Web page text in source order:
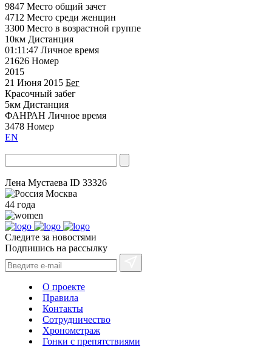
9847 Место общий зачет
4712 Место среди женщин
3300 Место в возрастной группе
10км Дистанция
01:11:47 Личное время
21626 Номер
2015
21 Июня 2015 Бег
Красочный забег
5км Дистанция
ФАНРАН Личное время
3478 Номер
EN
Лена Мустаева ID 33326
Москва
44 года
Следите за новостями
Подпишись на рассылку
О проекте
Правила
Контакты
Сотрудничество
Хронометраж
Гонки с препятствиями